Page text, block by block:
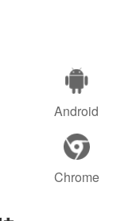
Android
Chrome